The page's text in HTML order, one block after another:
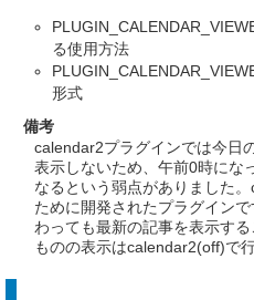
る使用方法
形式
備考
calendar2プラグインでは今日
表示しないため、午前0時にな
なるという弱点がありました
ために開発されたプラグイン
わっても最新の記事を表示す
ものの表示はcalendar2(off)で行